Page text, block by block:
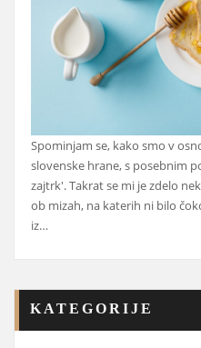
Spominjam se, kako smo v
slovenske hrane, s posebnim
zajtrk'. Takrat se mi je zdelo
ob mizah, na katerih ni bilo
iz…
KATEGORIJE